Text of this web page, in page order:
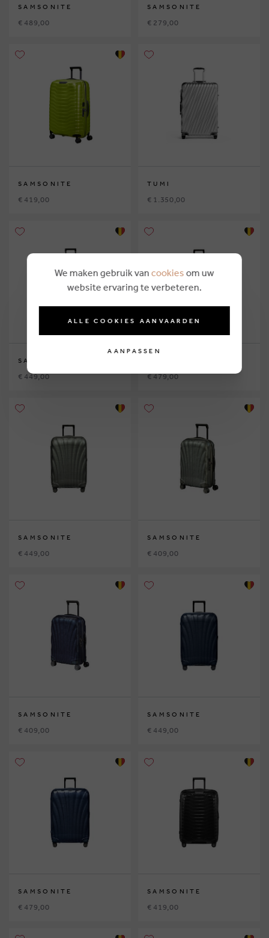
SAMSONITE
€ 489,00
SAMSONITE
€ 279,00
SAMSONITE
€ 419,00
TUMI
€ 1.350,00
SAMSONITE
€ 449,00 € 479,00
SAMSONITE
€ 449,00
SAMSONITE
€ 409,00
SAMSONITE
€ 409,00
SAMSONITE
€ 449,00
SAMSONITE
€ 479,00
SAMSONITE
€ 419,00
We maken gebruik van cookies om uw
website ervaring te verbeteren.
ALLE COOKIES AANVAARDEN
AANPASSEN